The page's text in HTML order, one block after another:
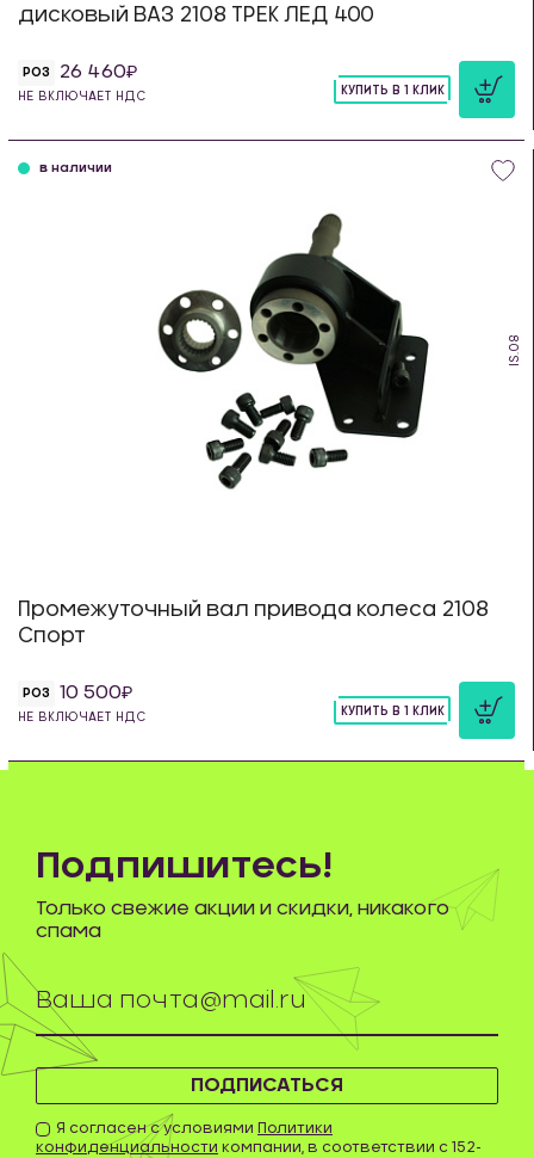
дисковый ВАЗ 2108 ТРЕК ЛЕД 400
РОЗ 26 460
НЕ ВКЛЮЧАЕТ НДС
КУПИТЬ В 1 КЛИК
IS.08
в наличии
Промежуточный вал привода колеса 2108
Спорт
РОЗ 10 500
НЕ ВКЛЮЧАЕТ НДС
КУПИТЬ В 1 КЛИК
ПОДПИСАТЬСЯ
Я согласен с условиями Политики
конфиденциальности компании, в соответствии с 152-
Подпишитесь!
Только свежие акции и скидки, никакого
спама